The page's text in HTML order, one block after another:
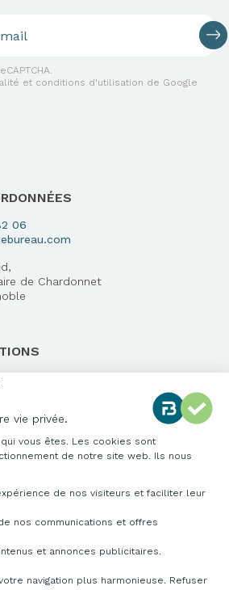
vie privée.
vous êtes. Les cookies sont
de notre site web. Ils nous
de nos visiteurs et faciliter leur
nos communications et offres
et annonces publicitaires.
navigation plus harmonieuse. Refuser
et conditions d'utilisation de Google
06
de Chardonnet
nous ?
qualité
produits
installation